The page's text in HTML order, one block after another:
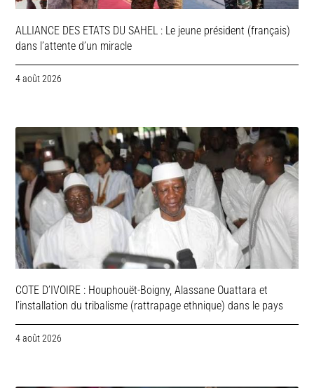
ALLIANCE DES ETATS DU SAHEL : Le jeune président (français)
dans l’attente d’un miracle
4 août 2026
COTE D’IVOIRE : Houphouët-Boigny, Alassane Ouattara et
l’installation du tribalisme (rattrapage ethnique) dans le pays
4 août 2026